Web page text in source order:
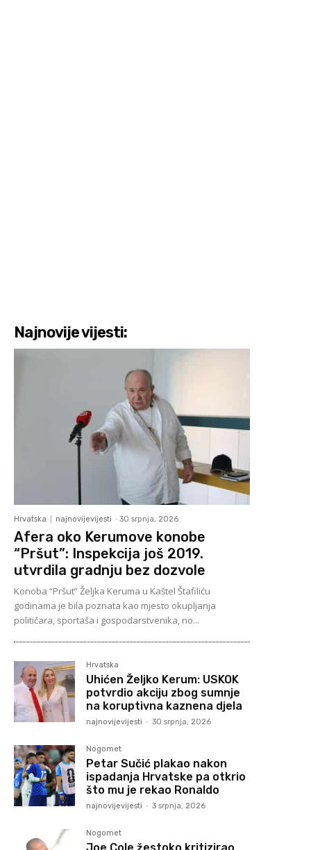
Najnovije vijesti:
Hrvatska najnovijevijesti - 30 srpnja, 2026
Afera oko Kerumove konobe
“Pršut”: Inspekcija još 2019.
utvrdila gradnju bez dozvole
Konoba “Pršut” Željka Keruma u Kaštel Štafiliću
godinama je bila poznata kao mjesto okupljanja
političara, sportaša i gospodarstvenika, no...
Hrvatska
Uhićen Željko Kerum: USKOK
potvrdio akciju zbog sumnje
na koruptivna kaznena djela
najnovijevijesti - 30 srpnja, 2026
Nogomet
Petar Sučić plakao nakon
ispadanja Hrvatske pa otkrio
što mu je rekao Ronaldo
najnovijevijesti - 3 srpnja, 2026
Nogomet
Joe Cole žestoko kritizirao